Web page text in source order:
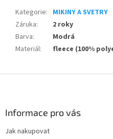
Kategorie: MIKINY A SVETRY
Záruka:
2 roky
Barva:
Modrá
Materiál: fleece (100%
Informace pro vás
Jak nakupovat